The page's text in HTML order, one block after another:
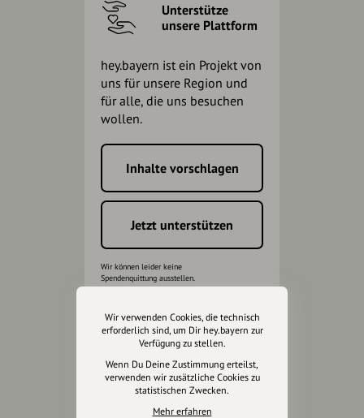
Unterstütze
unsere Plattform
hey.bayern ist ein Projekt von
uns für unsere Region und
für alle, die uns besuchen
wollen.
Inhalte vorschlagen
Jetzt unterstützen
Wir können leider keine
Spendenquittung ausstellen.
Wir verwenden Cookies, die technisch
erforderlich sind, um Dir hey.bayern zur
Verfügung zu stellen.
Wenn Du Deine Zustimmung erteilst,
verwenden wir zusätzliche Cookies zu
statistischen Zwecken.
Mehr erfahren